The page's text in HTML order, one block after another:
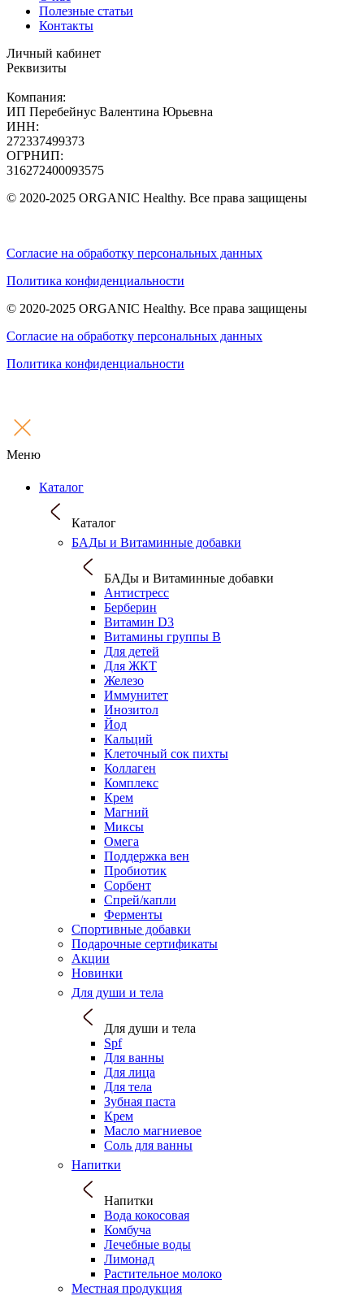
Полезные статьи
Контакты
Личный кабинет
Реквизиты
Компания:
ИП Перебейнус Валентина Юрьевна
ИНН:
272337499373
ОГРНИП:
316272400093575
© 2020-2025 ORGANIC Healthy. Все права защищены
Согласие на обработку персональных данных
Политика конфиденциальности
© 2020-2025 ORGANIC Healthy. Все права защищены
Согласие на обработку персональных данных
Политика конфиденциальности
Меню
Каталог
Каталог
БАДы и Витаминные добавки
БАДы и Витаминные добавки
Антистресс
Берберин
Витамин D3
Витамины группы B
Для детей
Для ЖКТ
Железо
Иммунитет
Инозитол
Йод
Кальций
Клеточный сок пихты
Коллаген
Комплекс
Крем
Магний
Миксы
Омега
Поддержка вен
Пробиотик
Сорбент
Спрей/капли
Ферменты
Спортивные добавки
Подарочные сертификаты
Акции
Новинки
Для души и тела
Для души и тела
Spf
Для ванны
Для лица
Для тела
Зубная паста
Крем
Масло магниевое
Соль для ванны
Напитки
Напитки
Вода кокосовая
Комбуча
Лечебные воды
Лимонад
Растительное молоко
Местная продукция